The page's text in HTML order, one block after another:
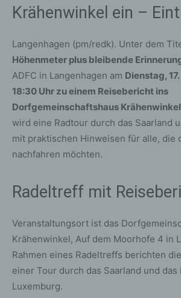
Krähenwinkel ein –
Langenhagen (pm/redk). Unter dem
Höhenmeter plus bleibende
ADFC in Langenhagen am Dienstag,
18:30 Uhr zu einem Reisebericht ins
Dorfgemeinschaftshaus Krähenwinkel
wird eine Radtour durch das Saarland
mit praktischen Hinweisen für alle, die
nachfahren möchten.
Radeltreff mit
Veranstaltungsort ist das
Krähenwinkel, Auf dem Moorhofe 4 in
Rahmen eines Radeltreffs berichten
einer Tour durch das Saarland und das
Luxemburg.